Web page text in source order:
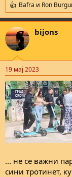
R
e
a
c
t
i
s
:
Bafra и Ron
bijons
19 мај 2023
... не се важни
сини тротинет,